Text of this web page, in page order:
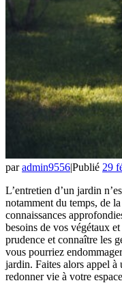
paradmin9556|Publié 29
L’entretien d’un jardin
notamment du temps, de
connaissances
besoins de vos végétaux
prudence et connaître les
vous pourriez
jardin. Faites alors appel à
redonner vie à votre